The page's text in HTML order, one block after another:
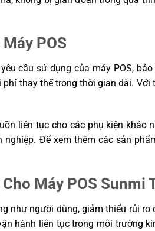
POS
cầu sử dụng của máy POS,
thay thế trong thời gian dài.
liên tục cho các phụ kiện
Để xem thêm các sản
Máy POS Sunmi
như người dùng, giảm thiểu rủi
hành liên tục trong môi trường